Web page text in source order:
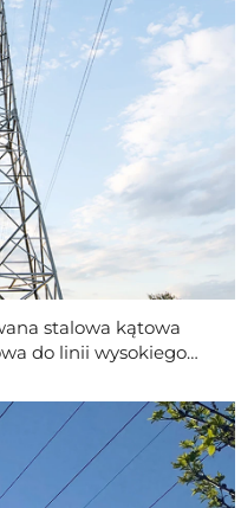
stalowa kątowa
do linii wysokiego